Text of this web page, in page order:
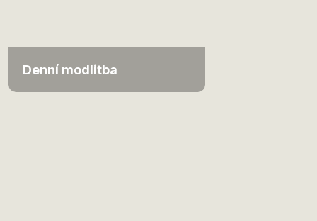
Denní modlitba